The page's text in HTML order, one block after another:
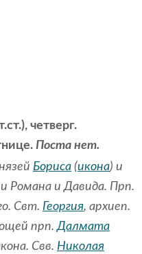
четверг.
Поста нет.
Бориса (икона) и
Романа и Давида. Прп.
Свт. Георгия, архиеп.
прп.Далмата
Свв. Николая